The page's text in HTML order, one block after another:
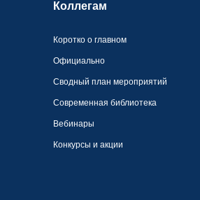
Коллегам
Коротко о главном
Официально
Сводный план мероприятий
Современная библиотека
Вебинары
Конкурсы и акции